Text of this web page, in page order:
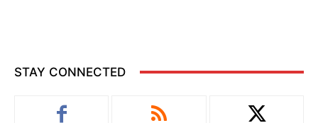
STAY CONNECTED